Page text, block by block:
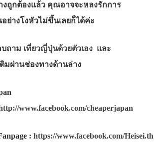
ถูกต้องแล้ว คุณอาจจะหลงรักการ
ย่างโงหัวไม่ขึ้นเลยก็ได้ค่ะ
ถาม เที่ยวญี่ปุ่นด้วยตัวเอง และ
มผ่านช่องทางด้านล่าง
www.facebook.com/cheaperjapan
: https://www.facebook.com/Heisei.th